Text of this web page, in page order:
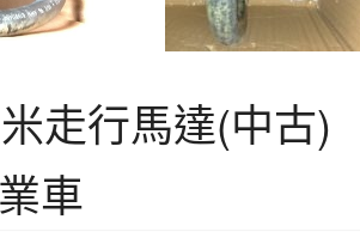
走行馬達(中古)
車